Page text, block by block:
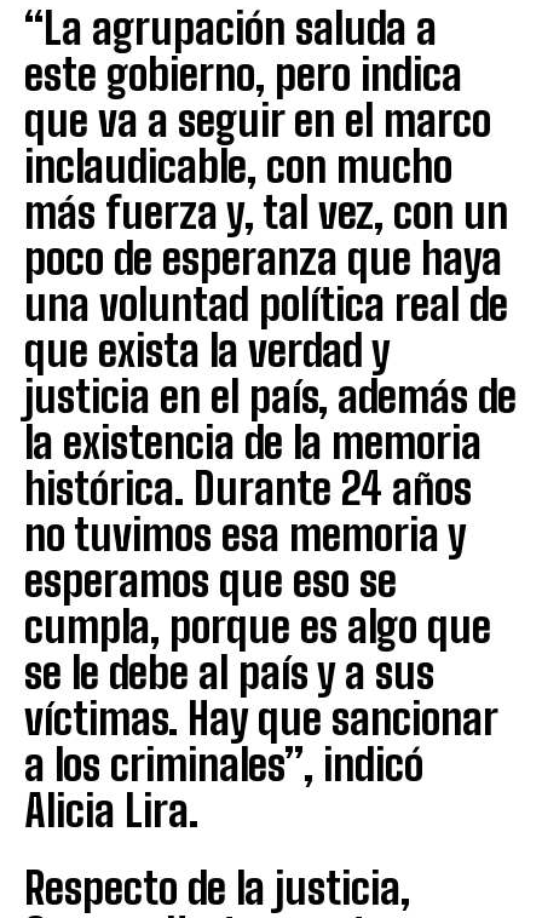
“La agrupación saluda a
este gobierno, pero indica
que va a seguir en el marco
inclaudicable, con mucho
más fuerza y, tal vez, con un
poco de esperanza que haya
una voluntad política real de
que exista la verdad y
justicia en el país, además de
la existencia de la memoria
histórica. Durante 24 años
no tuvimos esa memoria y
esperamos que eso se
cumpla, porque es algo que
se le debe al país y a sus
víctimas. Hay que sancionar
a los criminales”, indicó
Alicia Lira.
Respecto de la justicia,